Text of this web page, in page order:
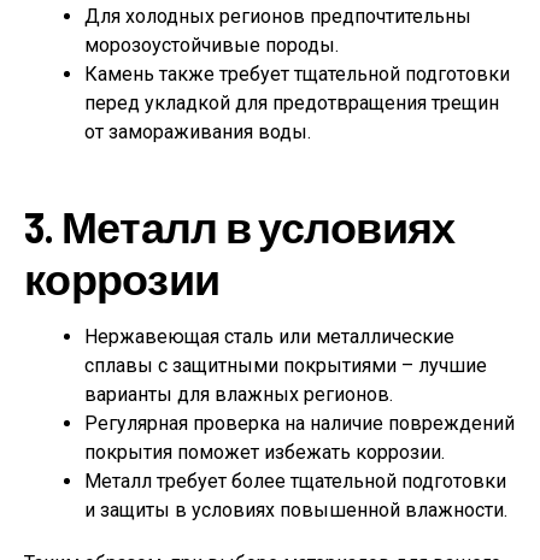
Для холодных регионов предпочтительны
морозоустойчивые породы.
Камень также требует тщательной подготовки
перед укладкой для предотвращения трещин
от замораживания воды.
3. Металл в условиях
коррозии
Нержавеющая сталь или металлические
сплавы с защитными покрытиями – лучшие
варианты для влажных регионов.
Регулярная проверка на наличие повреждений
покрытия поможет избежать коррозии.
Металл требует более тщательной подготовки
и защиты в условиях повышенной влажности.